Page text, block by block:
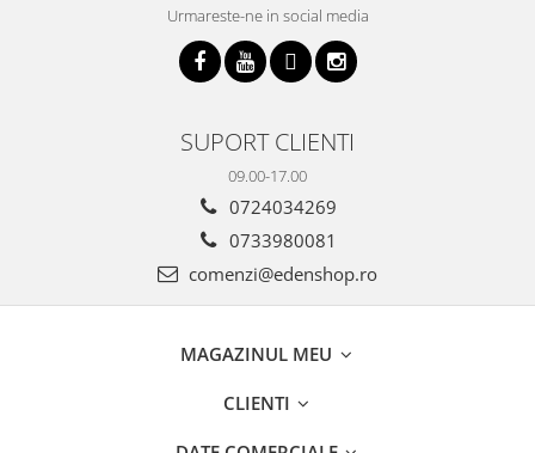
Urmareste-ne in social media
SUPORT CLIENTI
09.00-17.00
0724034269
0733980081
comenzi@edenshop.ro
MAGAZINUL MEU
CLIENTI